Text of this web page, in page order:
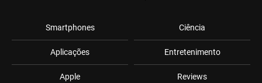
Smartphones
Aplicações
Apple
Ciência
Entretenimento
Reviews